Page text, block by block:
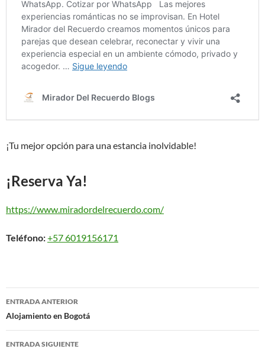
¡Tu mejor opción para una estancia inolvidable!
¡Reserva Ya!
https://www.miradordelrecuerdo.com/
Teléfono:+57 6019156171
Navegación
de
entradas
ENTRADA ANTERIOR
Alojamiento en Bogotá
ENTRADA SIGUIENTE